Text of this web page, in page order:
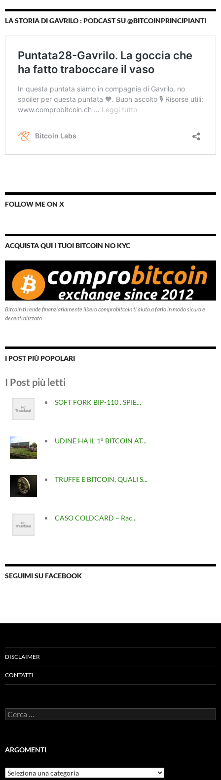
LA STORIA DI GAVRILO : PODCAST SU @BITCOINPRINCIPIANTI
FOLLOW ME ON X
ACQUISTA QUI I TUOI BITCOIN NO KYC
Bitcoin ti rende finanziariamente libero comprobitcoin ti aiuta a farlo in modo sicuro e
decentralizzato
I POST PIÙ POPOLARI
I Post più letti
SOFT FORK BIP-110 . SPIE...
UDINE HA IL 1° BITCOIN AT...
TRUFFE E BITCOIN, QUALI S...
CASO COLDCARD – Rac...
SEGUIMI SU FACEBOOK
DISCLAIMER
CONTATTI
Ricerca
per:
ARGOMENTI
ARGOMENTI